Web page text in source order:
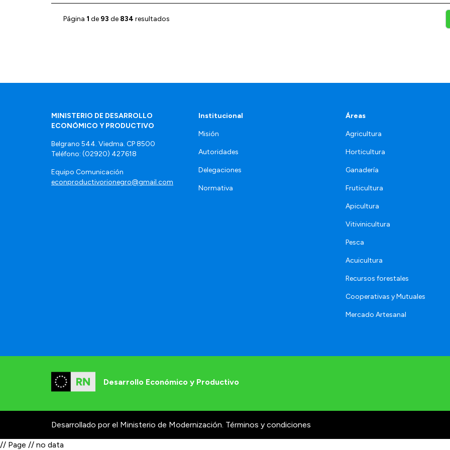
Página 1 de 93 de 834 resultados
MINISTERIO DE DESARROLLO
ECONÓMICO Y PRODUCTIVO
Belgrano 544. Viedma. CP 8500
Teléfono: (02920) 427618
Equipo Comunicación
econproductivorionegro@gmail.com
Institucional
Misión
Autoridades
Delegaciones
Normativa
Áreas
Agricultura
Horticultura
Ganadería
Fruticultura
Apicultura
Vitivinicultura
Pesca
Acuicultura
Recursos forestales
Cooperativas y Mutuales
Mercado Artesanal
Desarrollo Económico y Productivo
Desarrollado por el Ministerio de Modernización. Términos y condiciones
// Page // no data